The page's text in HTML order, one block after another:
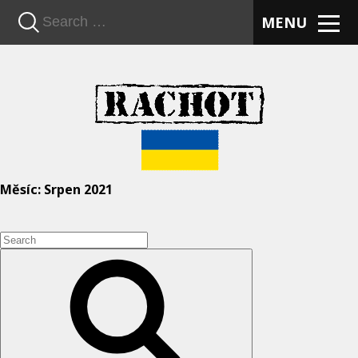
MENU
Měsíc: Srpen 2021